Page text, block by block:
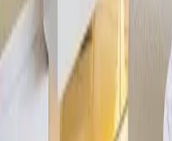
45 °C
Temperatur der Dampfsauna